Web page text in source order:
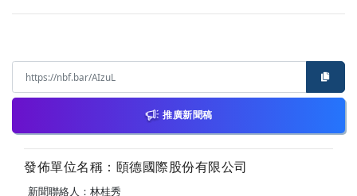
推廣新聞稿
發佈單位名稱：頤德國際股份有限公司
新聞聯絡人：林桂秀